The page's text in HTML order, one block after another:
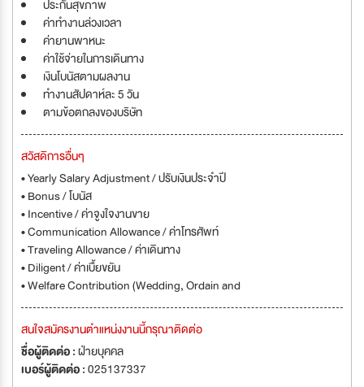
ประกันสุขภาพ
ค่าทำงานล่วงเวลา
ค่ายานพาหนะ
ค่าใช้จ่ายในการเดินทาง
เงินโบนัสตามผลงาน
ทำงานสัปดาห์ละ 5 วัน
ตามข้อตกลงของบริษัท
สวัสดิการอื่นๆ
• Yearly Salary Adjustment / ปรับเงินประจำปี
• Bonus / โบนัส
• Incentive / ค่าจูงใจงานขาย
• Communication Allowance / ค่าโทรศัพท์
• Traveling Allowance / ค่าเดินทาง
• Diligent / ค่าเบื้ยขยัน
• Welfare Contribution (Wedding, Ordain and
สนใจสมัครงานตำแหน่งงานนี้กรุณาติดต่อ
ชื่อผู้ติดต่อ :ฝ่ายบุุคคล
เบอร์ผู้ติดต่อ :025137337